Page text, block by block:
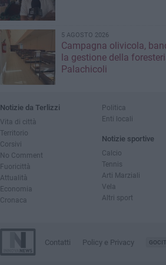
5 AGOSTO 2026
Campagna olivicola,
la gestione della
Palachicoli
Notizie da Terlizzi
Vita di città
Territorio
Corsivi
No Comment
Fuoricittà
Attualità
Economia
Cronaca
Politica
Enti locali
Notizie sportive
Calcio
Tennis
Arti Marziali
Vela
Altri sport
Contatti Policy e Privacy